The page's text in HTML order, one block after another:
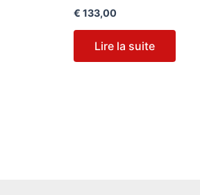
€ 133,00
Lire la suite